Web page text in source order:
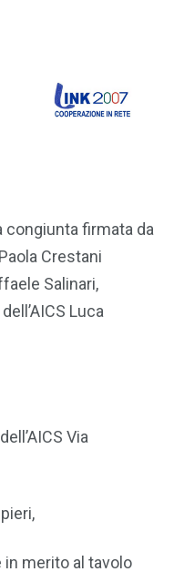
congiunta firmata da
Crestani
Salinari,
Luca
Via
merito al tavolo